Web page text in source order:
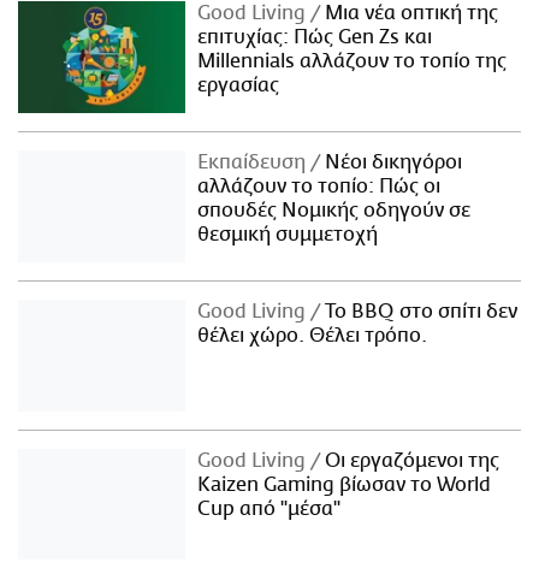
Good Living
Μια νέα οπτική της
επιτυχίας: Πώς Gen Zs και
Millennials αλλάζουν το τοπίο της
εργασίας
Εκπαίδευση
Νέοι δικηγόροι
αλλάζουν το τοπίο: Πώς οι
σπουδές Νομικής οδηγούν σε
θεσμική συμμετοχή
Good Living
Το BBQ στο σπίτι δεν
θέλει χώρο. Θέλει τρόπο.
Good Living
Οι εργαζόμενοι της
Kaizen Gaming βίωσαν το World
Cup από "μέσα"